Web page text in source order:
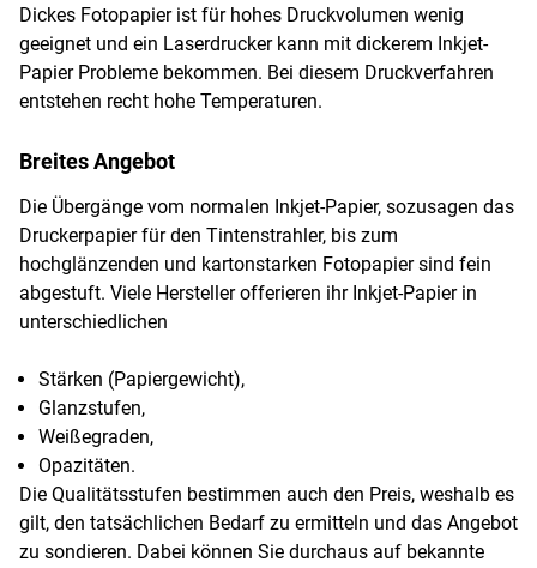
Dickes Fotopapier ist für hohes Druckvolumen wenig
geeignet und ein Laserdrucker kann mit dickerem Inkjet-
Papier Probleme bekommen. Bei diesem Druckverfahren
entstehen recht hohe Temperaturen.
Breites Angebot
Die Übergänge vom normalen Inkjet-Papier, sozusagen das
Druckerpapier für den Tintenstrahler, bis zum
hochglänzenden und kartonstarken Fotopapier sind fein
abgestuft. Viele Hersteller offerieren ihr Inkjet-Papier in
unterschiedlichen
Stärken (Papiergewicht),
Glanzstufen,
Weißegraden,
Opazitäten.
Die Qualitätsstufen bestimmen auch den Preis, weshalb es
gilt, den tatsächlichen Bedarf zu ermitteln und das Angebot
zu sondieren. Dabei können Sie durchaus auf bekannte